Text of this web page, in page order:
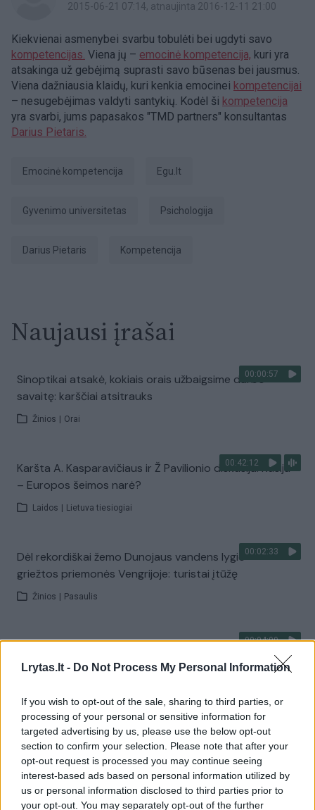
Lrytas.lt - Do Not Process My Personal Information
If you wish to opt-out of the sale, sharing to third parties, or
processing of your personal or sensitive information for
targeted advertising by us, please use the below opt-out
section to confirm your selection. Please note that after your
opt-out request is processed you may continue seeing
interest-based ads based on personal information utilized by
us or personal information disclosed to third parties prior to
your opt-out. You may separately opt-out of the further
2015-06-21 07:14, atnaujinta 2016-12-11 21:00
Kiekvienai asmenybei svarbu tobulėti bei ugdyti savo
kompetencijas. Viena jų – emocinė kompetencija, kuri yra
atsakinga už gebėjimą suprasti savo būsenas bei jausmus.
Viena dažniausia klaidų, kuri kenkia emocinei kompetencijai
– nesugebėjimas valdyti santykių. Kodėl ši kompetencija
yra svarbi, jums papasakos "TMD partners" konsultantas
Darius Pietaris.
emocinė kompetencija Egu.lt
Gyvenimo universitetas Psichologija
Darius Pietaris kompetencija
Naujausi įrašai
00:00:57
Sinoptikai atsakė, kokiais orais užbaigsime darbo
savaitę: karščiai atsitrauks
Žinios Orai
00:42:12
Karšta A. Kasparavičiaus ir Ž Pavilionio diskusija: Rusija
– Europos šeimos narė?
Laidos Lietuva tiesiogiai
00:02:33
Dėl rekordiškai žemo Dunojaus vandens lygio –
griežtos priemonės Vengrijoje: turistai įtūžę
Žinios Pasaulis
00:04:00
Kuprines pasvėrę specialistai įspėja apie pavojingą
įprotį: tą daro daugiau nei pusė pradinukų
Visi įrašai
Žiūrimiausi įrašai